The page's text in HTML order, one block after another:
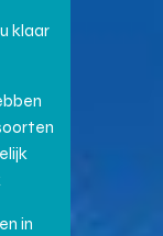
klaar
in